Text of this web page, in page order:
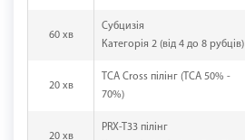
60 хв
Субцизія
Категорія 2 (від 4 до 8 рубців)
20 хв
TCA Cross пілінг (TCA 50% -
70%)
20 хв
PRX-T33 пілінг